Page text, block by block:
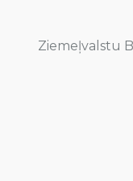
Ziemeļvalstu